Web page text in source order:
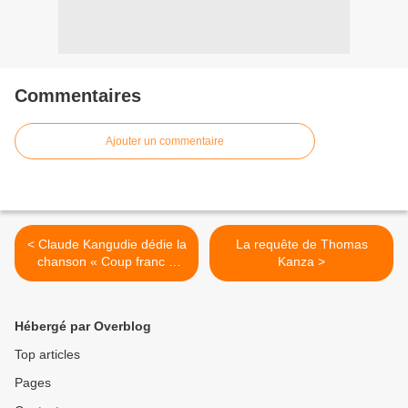
Commentaires
Ajouter un commentaire
< Claude Kangudie dédie la
chanson « Coup franc »
aux joueurs de légende
La requête de Thomas
Kanza >
Hébergé par Overblog
Top articles
Pages